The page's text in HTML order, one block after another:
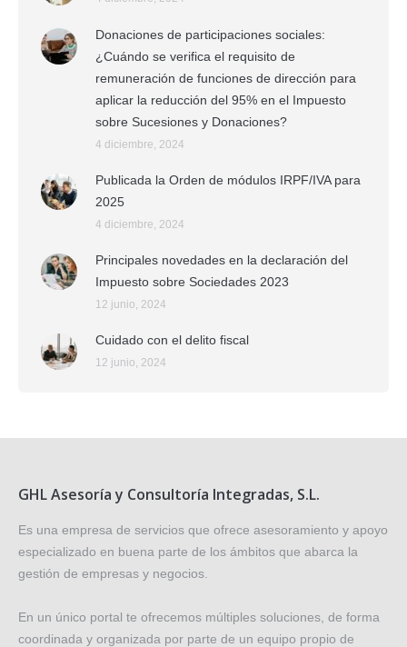
Donaciones de participaciones sociales:
¿Cuándo se verifica el requisito de
remuneración de funciones de dirección para
aplicar la reducción del 95% en el Impuesto
sobre Sucesiones y Donaciones?
4 diciembre, 2024
Publicada la Orden de módulos IRPF/IVA para
2025
4 diciembre, 2024
Principales novedades en la declaración del
Impuesto sobre Sociedades 2023
12 junio, 2024
Cuidado con el delito fiscal
12 junio, 2024
GHL Asesoría y Consultoría Integradas, S.L.
Es una empresa de servicios que ofrece asesoramiento y apoyo
especializado en buena parte de los ámbitos que abarca la
gestión de empresas y negocios.
En un único portal te ofrecemos múltiples soluciones, de forma
coordinada y organizada por parte de un equipo propio de